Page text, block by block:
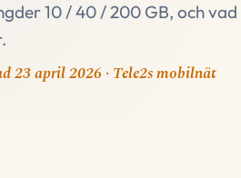
10 / 40 / 200 GB, och
23 april 2026 · Tele2s mobilnät